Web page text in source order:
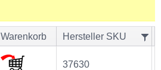
Warenkorb Hersteller SKU
37630